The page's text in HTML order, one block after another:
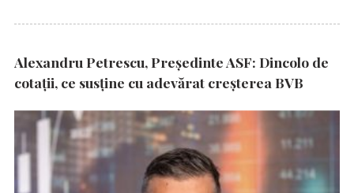
Alexandru Petrescu, Președinte ASF: Dincolo de
cotații, ce susține cu adevărat creșterea BVB